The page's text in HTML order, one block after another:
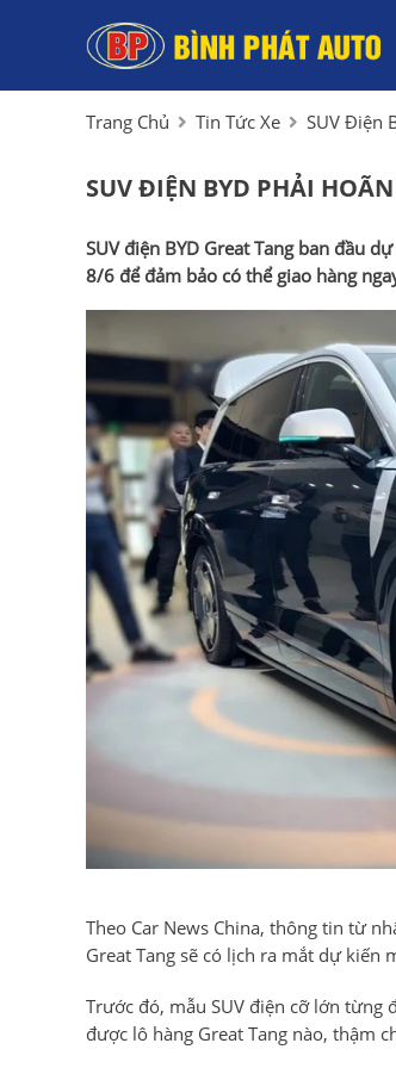
Trang Chủ Tin Tức Xe SUV Điện
SUV ĐIỆN BYD PHẢI
SUV điện BYD Great Tang ban đầu
8/6 để đảm bảo có thể giao hàng
Theo Car News China, thông tin từ
Great Tang sẽ có lịch ra mắt dự kiến
Trước đó, mẫu SUV điện cỡ lớn từng
được lô hàng Great Tang nào, thậm